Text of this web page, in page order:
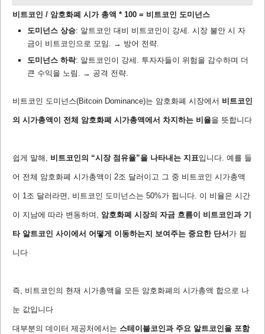
비트코인 / 암호화폐 시가 총액 * 100 = 비트코인 도미넌스
도미넌스 상승: 알트코인 대비 비트코인이 강세. 시장 불안 시 자
금이 비트코인으로 모임. → 방어 전략.
도미넌스 하락: 알트코인이 강세. 투자자들이 위험을 감수하며 더
큰 수익을 노림. → 공격 전략.
비트코인 도미넌스(Bitcoin Dominance)는 암호화폐 시장에서 비트코인
의 시가총액이 전체 암호화폐 시가총액에서 차지하는 비율을 뜻합니다
쉽게 말해, 비트코인의 “시장 점유율”을 나타내는 지표입니다. 예를 들
어 전체 암호화폐 시가총액이 2조 달러이고 그 중 비트코인 시가총액
이 1조 달러라면, 비트코인 도미넌스는 50%가 됩니다. 이 비율은 시간
이 지남에 따라 변동하며, 암호화폐 시장의 자금 흐름이 비트코인과 기
타 알트코인 사이에서 어떻게 이동하는지 보여주는 중요한 단서 가 됩
니다
즉, 비트코인의 현재 시가총액을 모든 암호화폐의 시가총액 합으로 나
눈 값입니다
대부분의 데이터 제공처에서는 스테이블코인과 주요 알트코인을 포함